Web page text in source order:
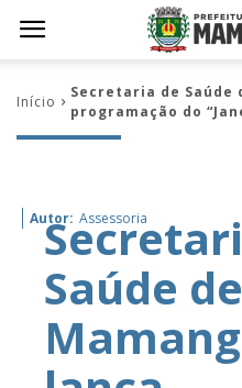
Início
Secretaria de Saúde
programação do
Autor: Assessoria
Saúde de